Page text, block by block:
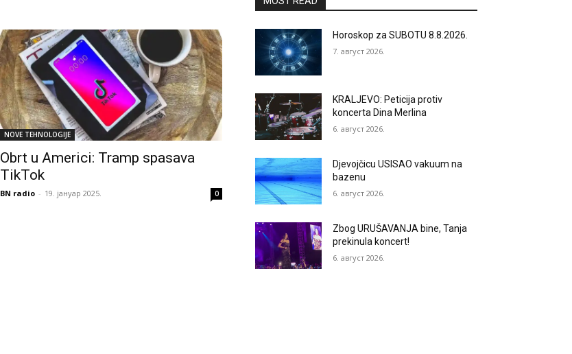
NOVE TEHNOLOGIJE
Obrt u Americi: Tramp spasava
TikTok
BN radio - 19. јануар 2025. 0
Horoskop za SUBOTU 8.8.2026.
7. август 2026.
KRALJEVO: Peticija protiv
koncerta Dina Merlina
6. август 2026.
Djevojčicu USISAO vakuum na
bazenu
6. август 2026.
Zbog URUŠAVANJA bine, Tanja
prekinula koncert!
6. август 2026.